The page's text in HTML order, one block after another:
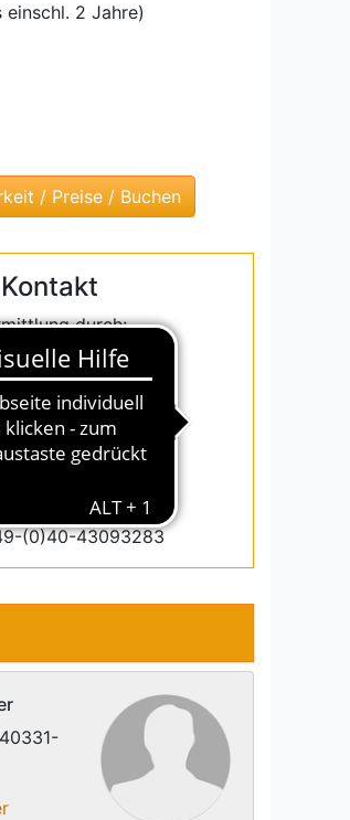
2 Jahre)
Kontakt
durch:
GmbH
Straße 100
Hamburg
(0)40-43093270
(0)40-43093283